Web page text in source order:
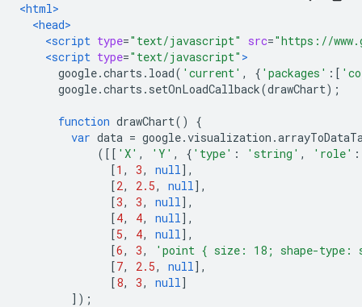
<html>
<head>
<script type="text/javascript" src="https://
<script type="text/javascript" >
google.charts . load( 'current' , { 'packages' :[
google.charts . setOnLoadCallback(drawChart);
function drawChart()
{
var data = google.visualization .
([[ 'X' , 'Y' , { 'type' : 'string' , 'role' :
[1 , 3, null],
[2, 2.5, null],
[3, 3, null],
[4, 4, null],
[5, 4, null],
[6, 3,
'point { size: 18; shape-
[7, 2.5, null],
[8, 3, null]
]);